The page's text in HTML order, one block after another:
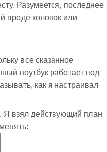
Разумеется, последнее
вроде колонок или
все сказанное
ноутбук работает под
как я настраивал
. Я взял действующий план